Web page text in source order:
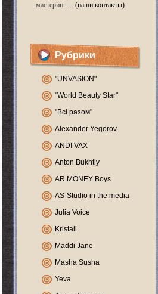
мастеринг ... (наши контакты)
Рубрики
"UNVASION"
"World Beauty Star"
"Всі разом"
Alexander Yegorov
ANDI VAX
Anton Bukhtiy
AR.MONEY Boys
AS-Studio in the media
Julia Voice
Kristall
Maddi Jane
Masha Susha
Yeva